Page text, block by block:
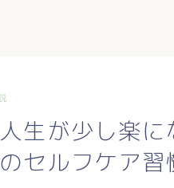
TOP
生が少し楽に
セルフケア